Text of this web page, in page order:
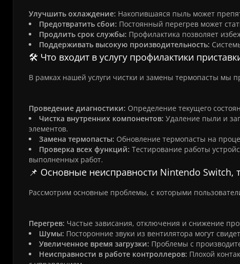
Улучшить охлаждение: Накопившаяся пыль может
Предотвратить сбои: Постоянный перегрев может
Продлить срок службы: Профилактика позволяет
Поддерживать высокую производительность:
🛠️ Что входит в услугу профилактики
В рамках нашей услуги чистки и замены термопасты мы
Проведение диагностики: Определение текущего
Чистка внутренних компонентов: Удаление пыли и
элементов.
Замена термопасты: Обновление термопасты на
Проверка всех функций: Тестирование работы
выполненных работ.
📌 Основные неисправности Nintendo
Рассмотрим основные проблемы, с которыми
Перегрев: Частые зависания, отключения и снижение
Шумы: Посторонние звуки из вентилятора могут
Увеличенное время загрузки: Проблемы с
Неисправности в работе контроллеров: Плохой